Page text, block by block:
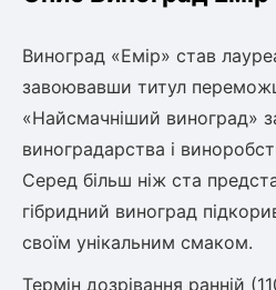
Мушмула
Айва
Хурма
Ірга
Ківі
Вейгела
Пухироплідник
Спірея
Азалія
Дерен
Штамбові троянди
Бузок
Картоплесаджалки
Сажалки для чеснока
Роторні косарки
Навантажувачі
Виноград «Емір» став
завоювавши титул
«Найсмачніший виноград»
виноградарства і
Серед більш ніж ста
гібридний виноград
своїм унікальним смаком.
Термін дозрівання ранній